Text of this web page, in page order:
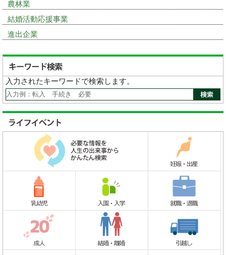
農林業
結婚活動応援事業
進出企業
入力されたキーワードで検索します。